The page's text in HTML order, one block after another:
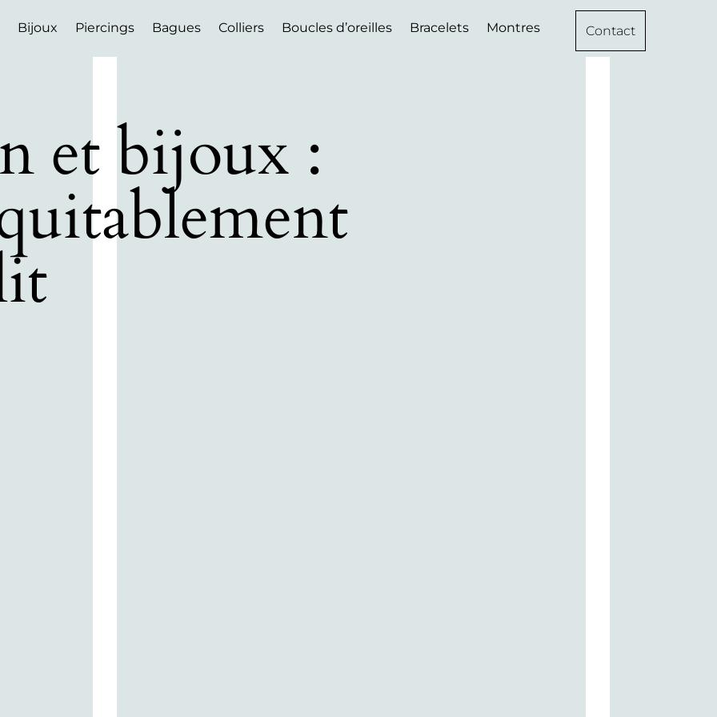
Bijoux Piercings Bagues Colliers Boucles d’oreilles Bracelets Montres Contact
et bijoux :